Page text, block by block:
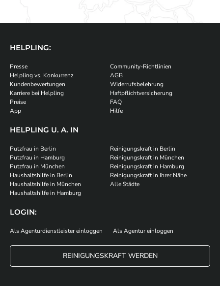
HELPLING:
Presse
Helpling vs. Konkurrenz
Kundenbewertungen
Karriere bei Helpling
Preise
App
Community-Richtlinien
AGB
Widerrufsbelehrung
Haftpflichtversicherung
FAQ
Hilfe
HELPLING U. A. IN
Putzfrau in Berlin
Putzfrau in Hamburg
Putzfrau in München
Haushaltshilfe in Berlin
Haushaltshilfe in München
Haushaltshilfe in Hamburg
Reinigungskraft in Berlin
Reinigungskraft in München
Reinigungskraft in Hamburg
Reinigungskraft in Ihrer Nähe
Alle Städte
LOGIN:
Als Agenturdienstleister einloggen Als Agentur einloggen
REINIGUNGSKRAFT WERDEN